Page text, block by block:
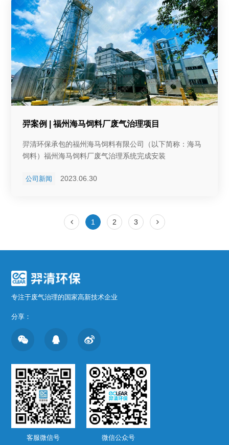
羿案例 | 福州海马饲料厂废气治理项目
羿清环保承包的福州海马饲料有限公司（以下简称：海马
饲料）福州海马饲料厂废气治理系统完成安装
公司新闻 2023.06.30
1 2 3
专注于废气治理的国家高新技术企业
分享：
客服微信号 微信公众号